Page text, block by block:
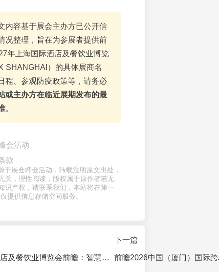
内容基于展会主办方已公开信
况整理，旨在为参展者提供前
年上海国际酒店及餐饮业博览
SHANGHAI）的具体展商名
程、参观防疫政策等，请务必
或主办方在临近展期发布的最
。
会活动
款
于展会峰会活动，转载注明原文出处，
关，理性阅读，版权属于原作者若无
识产权，请联系我们，本站将在第一
提供信息存储空间服务。
2027北京亚洲酒店及餐饮业博览会前瞻：智慧、绿色与供应链新趋势
下一篇